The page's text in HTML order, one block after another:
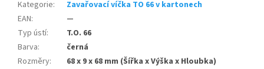
Kategorie:
Zavařovací víčka TO 66 v kartonech
EAN:
—
Typ ústí:
T.O. 66
Barva:
černá
Rozměry: 68 x 9 x 68 mm (Šířka x Výška x Hloubka)